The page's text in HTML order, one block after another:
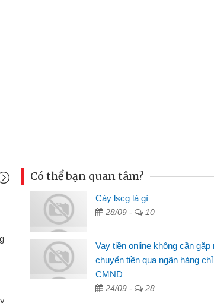
cố chiếc xe wave
bằng CMND online
sẽ giới thiệu cho bạn
Mai
sinh
thấy
Có thể bạn quan tâm?
Cày lscg là gì
28/09 - 10
Vay tiền online không cần gặp
chuyển tiền qua ngân hàng
CMND
24/09 - 28